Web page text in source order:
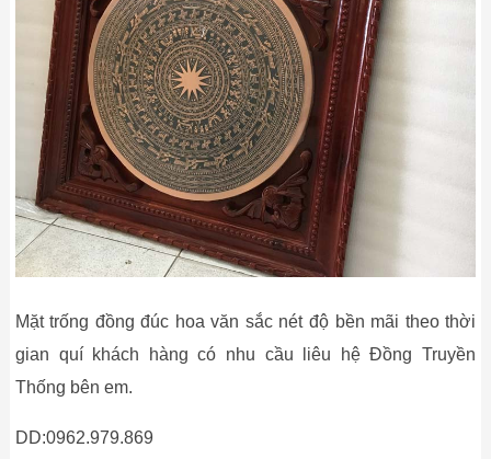
Mặt trống đồng đúc hoa văn sắc nét độ bền mãi theo thời
gian quí khách hàng có nhu cầu liêu hệ Đồng Truyền
Thống bên em.
DD:0962.979.869